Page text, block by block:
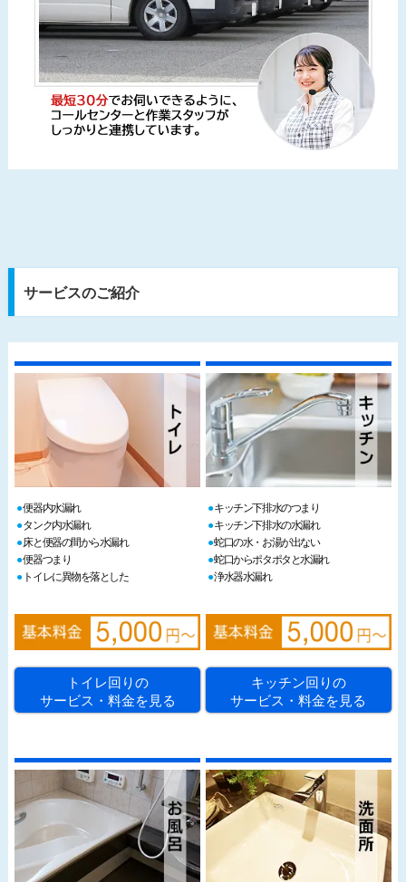
サービスのご紹介
便器内水漏れ
タンク内水漏れ
床と便器の間から水漏れ
便器つまり
トイレに異物を落とした
トイレ回りの
サービス・料金を見る
キッチン下排水のつまり
キッチン下排水の水漏れ
蛇口の水・お湯が出ない
蛇口からポタポタと水漏れ
浄水器水漏れ
キッチン回りの
サービス・料金を見る